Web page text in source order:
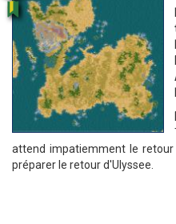
attend impatiemment le retour
préparer le retour d'Ulyssee.